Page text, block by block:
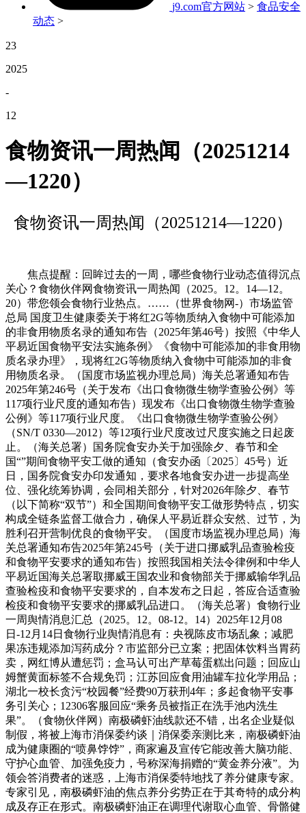
j9.com官方网站 > 食品安全
动态 >
23
2025
-
12
食物资讯一周热闻（20251214
—1220）
食物资讯一周热闻（20251214—1220）
焦点提醒：回眸过去的一周，哪些食物行业动态值得沉点
关心？食物伙伴网食物资讯一周热闻（2025。12。14—12。
20）带您领会食物行业热点。……（世界食物网-）市场监管
总局 国度卫生健康委关于将红2G等物质纳入食物中可能添加
的非食用物质名录的通知布告（2025年第46号）按照《中华人
平易近国食物平安法实施条例》《食物中可能添加的非食用物
质名录办理》，现将红2G等物质纳入食物中可能添加的非食
用物质名录。（国度市场监视办理总局）海关总署通知布告
2025年第246号（关于发布《出口食物微生物学查验公例》等
117项行业尺度的通知布告）现发布《出口食物微生物学查验
公例》等117项行业尺度。《出口食物微生物学查验公例》
（SN/T 0330—2012）等12项行业尺度改过尺度实施之日起废
止。（海关总署）国务院食安办关于加强除夕、春节和全
国“”期间食物平安工做的通知（食安办函〔2025〕45号）近
日，国务院食安办印发通知，要求各地食安办进一步提高坐
位、强化统筹协调，会同相关部分，针对2026年除夕、春节
（以下简称“双节”）和全国期间食物平安工做形势特点，切实
构成全链条监督工做合力，确保人平易近群众安然、过节，为
胜利召开营制优良的食物平安。（国度市场监视办理总局）海
关总署通知布告2025年第245号（关于进口挪威乳品查验检疫
和食物平安要求的通知布告）按照我国相关法令律例和中华人
平易近国海关总署取挪威王国农业和食物部关于挪威输华乳品
查验检疫和食物平安要求的，自本发布之日起，答应合适查验
检疫和食物平安要求的挪威乳品进口。（海关总署）食物行业
一周舆情消息汇总（2025。12。08-12。14）2025年12月08
日-12月14日食物行业舆情消息有：央视陈皮市场乱象；减肥
果冻违规添加泻药成分？市监部分已立案；把固体饮料当胃药
卖，网红博从遭惩罚；盒马认可出产草莓蛋糕出问题；回应山
姆蟹黄面标签不合规免罚；江苏回应食用油罐车拉化学用品；
湖北一校长贪污“校园餐”经费90万获刑4年；多起食物平安事
务引关心；12306客服回应“乘务员被指正在洗手池内洗生
果”。（食物伙伴网）南极磷虾油线款还不错，出名企业疑似
制假，将被上海市消保委约谈｜消保委亲测比来，南极磷虾油
成为健康圈的“喷鼻饽饽”，商家遍及宣传它能改善大脑功能、
守护心血管、加强免疫力，号称深海捐赠的“黄金养分液”。为
领会答消费者的迷惑，上海市消保委特地找了养分健康专家。
专家引见，南极磷虾油的焦点养分劣势正在于其奇特的成分构
成及存正在形式。南极磷虾油正在调理代谢取心血管、骨骼健